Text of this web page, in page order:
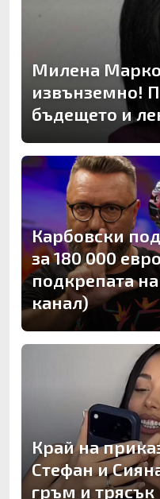
Милена
извънземно!
бъдещето и
Карбовски
за 180 000
подкрепата
канал)
Край на
Стефан и
гръм и трясък